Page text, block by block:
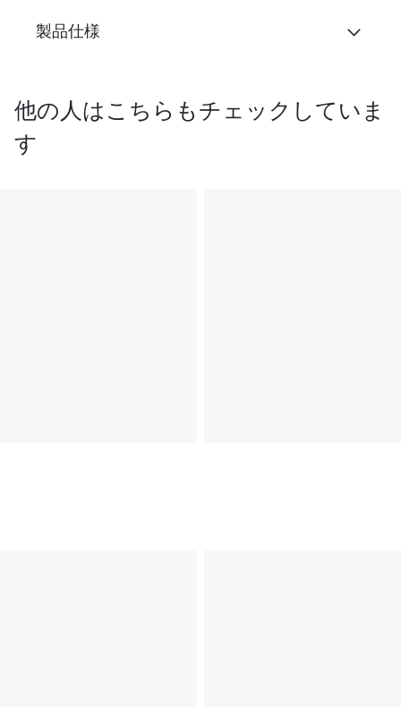
製品仕様
他の人はこちらもチェックしていま
す